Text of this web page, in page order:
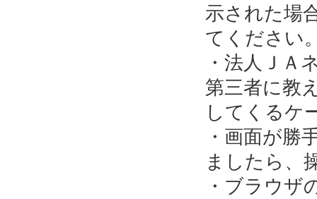
示された場
てください
・法人ＪＡ
第三者に教
してくるケ
・画面が勝
ましたら、
・ブラウザ